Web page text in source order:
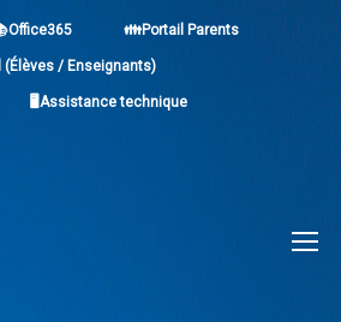
👪Portail Parents
(Élèves / Enseignants)
🖥Assistance technique